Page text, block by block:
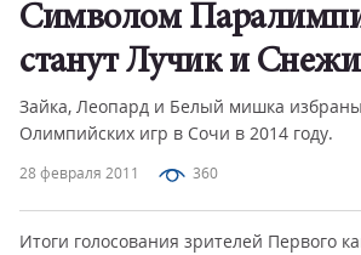
28 февраля 2011 360
Символом
станут Лучик и
Зайка, Леопард и Белый мишка
Олимпийских игр в Сочи в 2014 году.
Итоги голосования зрителей Первого